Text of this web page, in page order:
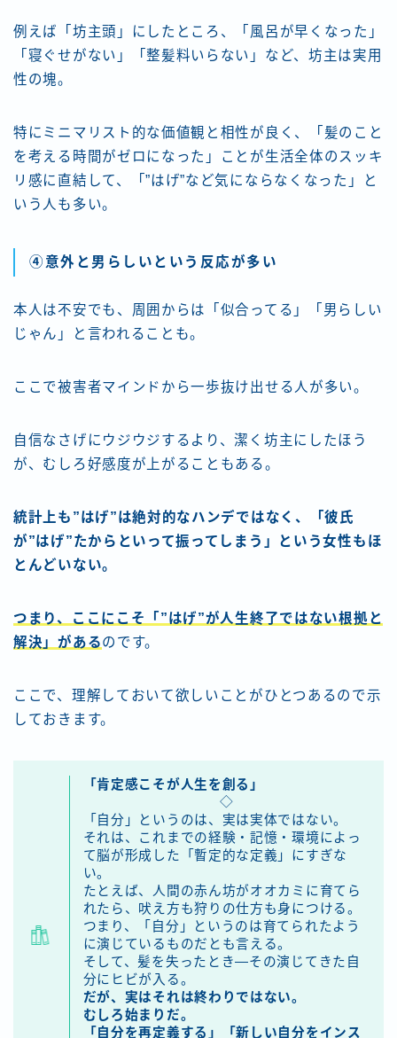
例えば「坊主頭」にしたところ、「風呂が早くなった」
「寝ぐせがない」「整髪料いらない」など、坊主は実用
性の塊。
特にミニマリスト的な価値観と相性が良く、「髪のこと
を考える時間がゼロになった」ことが生活全体のスッキ
リ感に直結して、「”はげ”など気にならなくなった」と
いう人も多い。
④意外と男らしいという反応が多い
本人は不安でも、周囲からは「似合ってる」「男らしい
じゃん」と言われることも。
ここで被害者マインドから一歩抜け出せる人が多い。
自信なさげにウジウジするより、潔く坊主にしたほう
が、むしろ好感度が上がることもある。
統計上も”はげ”は絶対的なハンデではなく、「彼氏
が”はげ”たからといって振ってしまう」という女性もほ
とんどいない。
つまり、ここにこそ「”はげ”が人生終了ではない根拠と
解決」があるのです。
ここで、理解しておいて欲しいことがひとつあるので示
しておきます。
「肯定感こそが人生を創る」
◇
「自分」というのは、実は実体ではない。
それは、これまでの経験・記憶・環境によっ
て脳が形成した「暫定的な定義」にすぎな
い。
たとえば、人間の赤ん坊がオオカミに育てら
れたら、吠え方も狩りの仕方も身につける。
つまり、「自分」というのは育てられたよう
に演じているものだとも言える。
そして、髪を失ったとき—その演じてきた自
分にヒビが入る。
だが、実はそれは終わりではない。
むしろ始まりだ。
「自分を再定義する」「新しい自分をインス